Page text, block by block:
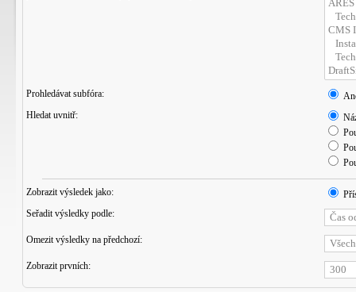
Prohledávat subfóra:
Hledat uvnitř:
Zobrazit výsledek jako:
Seřadit výsledky podle:
Omezit výsledky na předchozí:
Zobrazit prvních: